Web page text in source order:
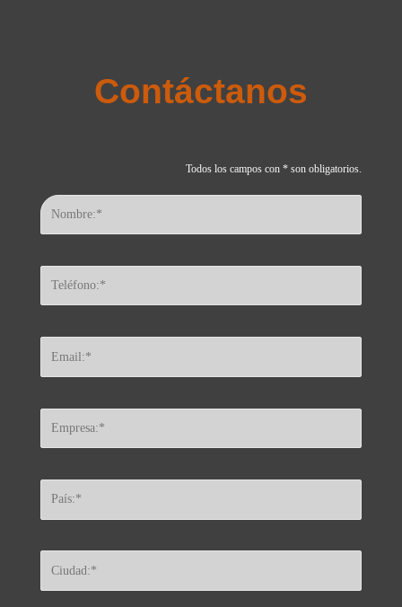
Contáctanos
Todos los campos con * son obligatorios.